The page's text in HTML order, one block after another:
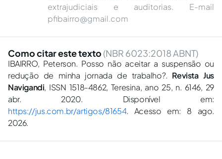
extrajudiciais e auditorias. E-mail
pfibairro@gmail.com
Como citar este texto (NBR 6023:2018 ABNT)
IBAIRRO, Peterson. Posso não aceitar a suspensão ou
redução de minha jornada de trabalho?. Revista Jus
Navigandi, ISSN 1518-4862, Teresina, ano 25, n. 6146, 29
abr. 2020. Disponível em:
https://jus.com.br/artigos/81654. Acesso em: 8 ago.
2026.